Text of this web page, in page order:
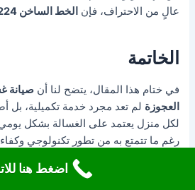
عالٍ من الاحتراف، فإن الخط الساخن 19224
الخاتمة
في ختام هذا المقال، يتضح لنا أنصيانة
العجوزة لم تعد مجرد خدمة تكميلية،
لكل منزل يعتمد على الغسالة بشكل
رغم ما تتمتع به من تطور تكنولوجي
مستمرة وصيانة احترافية للحفاظ على
الأعطال المفاجئة التي قد تسبب إزعاجًا
اضغط هنا